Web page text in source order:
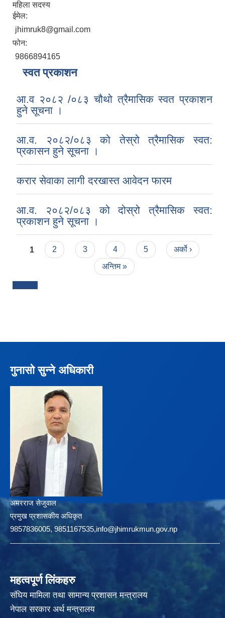
महिला सदस्य
ईमेल:
jhimruk8@gmail.com
फोन:
9866894165
स्वत प्रकाशन
आ.व २०८२ /०८३ चौथो त्रैमासिक स्वत प्रकाशन
हुने सूचना ।
आ.व. २०८२/०८३ को तेस्रो त्रैमासिक स्वत:
प्रकासन हुने सूचना ।
करार सेवाका लागी दरखास्त आवेदन फारम
आ.व. २०८२/०८३ को दोस्रो त्रैमासिक स्वत:
प्रकाशन हुने सूचना ।
Pages
1 2 3 4 5
अर्को ›
अन्तिम »
गुनासो सुन्ने अधिकारी
अमरराज सेजुवाल
प्रमुख प्रशासकीय अधिकृत
9857836005, 9851167535,info@jhimrukmun.gov.np
महत्वपूर्ण लिंकहरु
संघिय मामिला तथा सामान्य प्रशासन मन्त्रालय
नेपाल सरकार अर्थ मन्त्रालय